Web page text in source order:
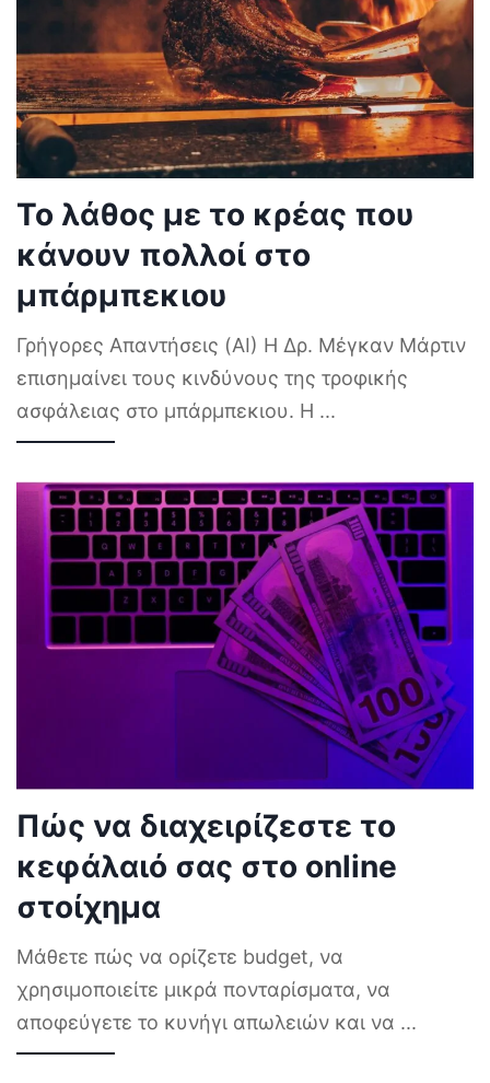
Το λάθος με το κρέας που
κάνουν πολλοί στο
μπάρμπεκιου
Γρήγορες Απαντήσεις (AI) Η Δρ. Μέγκαν Μάρτιν
επισημαίνει τους κινδύνους της τροφικής
ασφάλειας στο μπάρμπεκιου. Η ...
Πώς να διαχειρίζεστε το
κεφάλαιό σας στο online
στοίχημα
Μάθετε πώς να ορίζετε budget, να
χρησιμοποιείτε μικρά πονταρίσματα, να
αποφεύγετε το κυνήγι απωλειών και να ...